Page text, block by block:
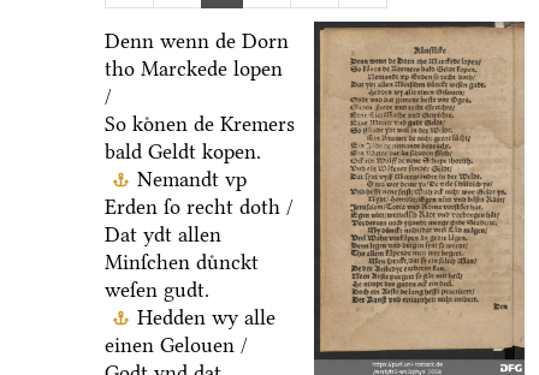
Denn wenn de Dorn
tho Marckede lopen
/
So koͤnen de Kremers
bald Geldt kopen.
Nemandt vp
Erden ſo recht doth /
Dat ydt allen
Minſchen duͤnckt
weſen gudt.
Hedden wy alle
einen Gelouen /